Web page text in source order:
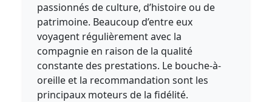
passionnés de culture, d’histoire ou de
patrimoine. Beaucoup d’entre eux
voyagent régulièrement avec la
compagnie en raison de la qualité
constante des prestations. Le bouche-à-
oreille et la recommandation sont les
principaux moteurs de la fidélité.